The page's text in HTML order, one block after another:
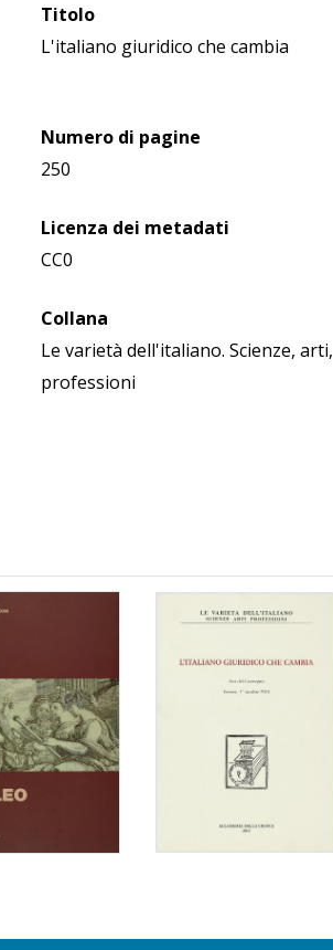
Titolo
L'italiano giuridico che cambia
Numero di pagine
250
Licenza dei metadati
CC0
Collana
Le varietà dell'italiano. Scienze, arti,
professioni